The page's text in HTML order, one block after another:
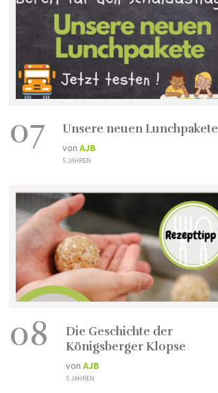
07 Unsere neuen Lunchpakete
von AJB
5 JAHREN
08
Die Geschichte der
Königsberger Klopse
von AJB
5 JAHREN